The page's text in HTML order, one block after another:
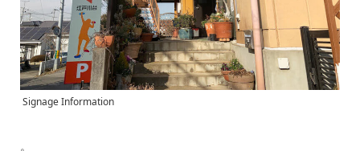
Signage Information
。